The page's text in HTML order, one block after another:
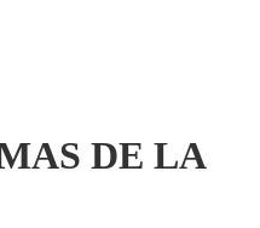
DE LA